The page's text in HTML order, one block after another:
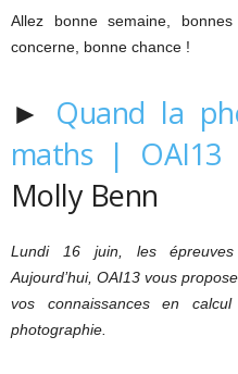
Allez bonne semaine,
concerne, bonne chance !
► Quand la
maths | OAI13
Molly Benn
Lundi 16 juin, les épreuves
Aujourd’hui, OAI13 vous
vos connaissances en
photographie.